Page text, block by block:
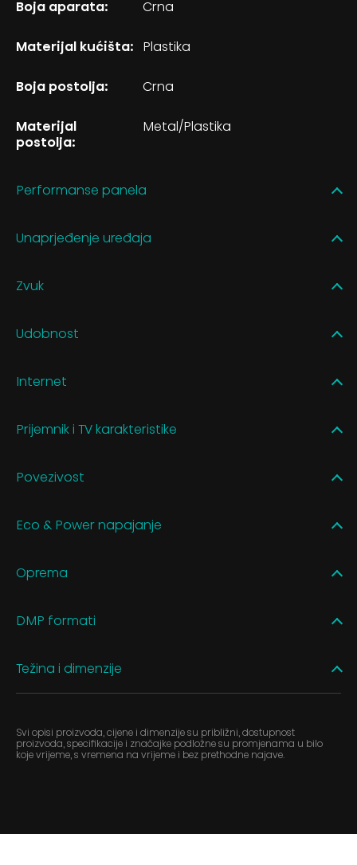
Boja aparata: Crna
Materijal kućišta: Plastika
Boja postolja: Crna
Materijal
postolja:
Metal/Plastika
Performanse panela
Unaprjeđenje uređaja
Zvuk
Udobnost
Internet
Prijemnik i TV karakteristike
Povezivost
Eco & Power napajanje
Oprema
DMP formati
Težina i dimenzije
Svi opisi proizvoda, cijene i dimenzije su približni, dostupnost
proizvoda, specifikacije i značajke podložne su promjenama u bilo
koje vrijeme, s vremena na vrijeme i bez prethodne najave.